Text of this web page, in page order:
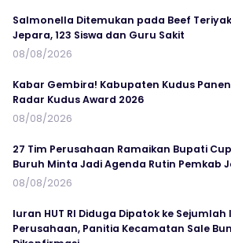
Salmonella Ditemukan pada Beef Teriyaki
Jepara, 123 Siswa dan Guru Sakit
08/08/2026
Kabar Gembira! Kabupaten Kudus
Radar Kudus Award 2026
08/08/2026
27 Tim Perusahaan Ramaikan Bupati
Buruh Minta Jadi Agenda Rutin Pemkab
08/08/2026
Iuran HUT RI Diduga Dipatok ke
Perusahaan, Panitia Kecamatan Sale